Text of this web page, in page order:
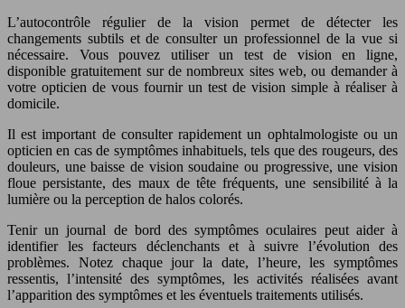
L’autocontrôle régulier de la vision permet de détecter les
changements subtils et de consulter un professionnel de la vue si
nécessaire. Vous pouvez utiliser un test de vision en ligne,
disponible gratuitement sur de nombreux sites web, ou demander à
votre opticien de vous fournir un test de vision simple à réaliser à
domicile.
Il est important de consulter rapidement un ophtalmologiste ou un
opticien en cas de symptômes inhabituels, tels que des rougeurs, des
douleurs, une baisse de vision soudaine ou progressive, une vision
floue persistante, des maux de tête fréquents, une sensibilité à la
lumière ou la perception de halos colorés.
Tenir un journal de bord des symptômes oculaires peut aider à
identifier les facteurs déclenchants et à suivre l’évolution des
problèmes. Notez chaque jour la date, l’heure, les symptômes
ressentis, l’intensité des symptômes, les activités réalisées avant
l’apparition des symptômes et les éventuels traitements utilisés.